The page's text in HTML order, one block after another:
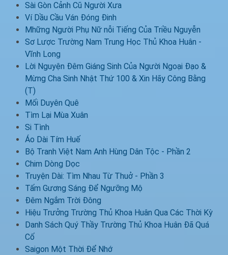
Sài Gòn Cảnh Cũ Người Xưa
Ví Dầu Cầu Ván Đóng Đinh
Mhững Người Phụ Nữ nỗi Tiếng Của Triều Nguyễn
Sơ Lược Trường Nam Trung Học Thủ Khoa Huân -
Vĩnh Long
Lời Nguyện Đêm Giáng Sinh Của Người Ngoại Đạo &
Mừng Cha Sinh Nhật Thứ 100 & Xin Hãy Công Bằng
(T)
Mối Duyên Quê
Tìm Lại Mùa Xuân
Si Tình
Áo Dài Tím Huế
Bộ Tranh Việt Nam Anh Hùng Dân Tộc - Phần 2
Chim Dòng Dọc
Truyện Dài: Tìm Nhau Từ Thuở - Phần 3
Tấm Gương Sáng Để Ngưỡng Mộ
Đêm Ngắm Trời Đông
Hiệu Trưởng Trường Thủ Khoa Huân Qua Các Thời Kỳ
Danh Sách Quý Thầy Trường Thủ Khoa Huân Đã Quá
Cố
Saigon Một Thời Để Nhớ